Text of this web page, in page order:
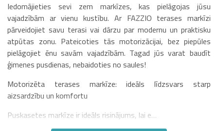
Iedomājieties sevi zem markīzes, kas pielāgojas jūsu
vajadzībām ar vienu kustību. Ar FAZZIO terases markīzi
pārveidojiet savu terasi vai dārzu par modernu un praktisku
atpūtas zonu. Pateicoties tās motorizācijai, bez piepūles
pielāgojiet ēnu savām vajadzībām. Tagad jūs varat baudīt
ģimenes pusdienas, nebaidoties no saules!
Motorizēta terases markīze: ideāls līdzsvars starp
aizsardzību un komfortu
Puskasetes markīze ir ideāls risinājums, lai e…